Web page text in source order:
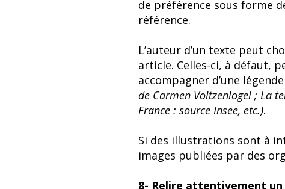
de préférence sous forme
référence.
L’auteur d’un texte peut
article. Celles-ci, à défaut,
accompagner d’une
de Carmen Voltzenlogel ; La
France : source Insee, etc.).
Si des illustrations sont à
images publiées par des
8- Relire attentivement